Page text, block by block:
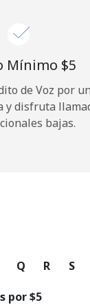
→
Mínimo ⁦$5⁩
de Voz por
y disfruta
bajas.
Q R S
por ⁦$5⁩